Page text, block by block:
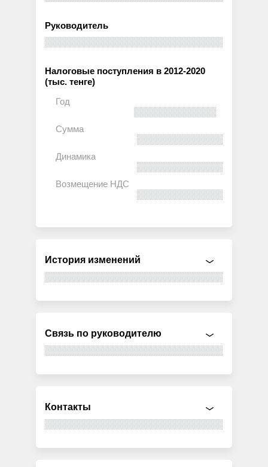
Руководитель
Налоговые поступления в 2012-2020
(тыс. тенге)
История изменений
Связь по руководителю
Контакты